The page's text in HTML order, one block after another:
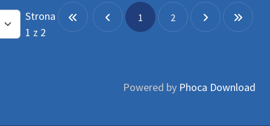
Strona
1 z 2
1 2
Powered by Phoca Download